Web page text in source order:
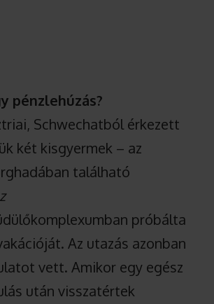
pénzlehúzás?
Schwechatból érkezett
két kisgyermek – az
található
próbálta
Az utazás azonban
vett. Amikor egy egész
után visszatértek